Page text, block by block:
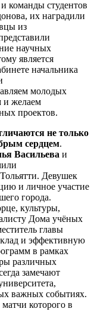
команды студентов
их наградили
из
научных
является
начальника
молодых
и желаем
проектов.
не только
сердцем.
Васильева и
Девушек
и личное участие
города.
культуры,
Дома учёных
главы
и эффективную
в рамках
различных
замечают
важных событиях.
которого в